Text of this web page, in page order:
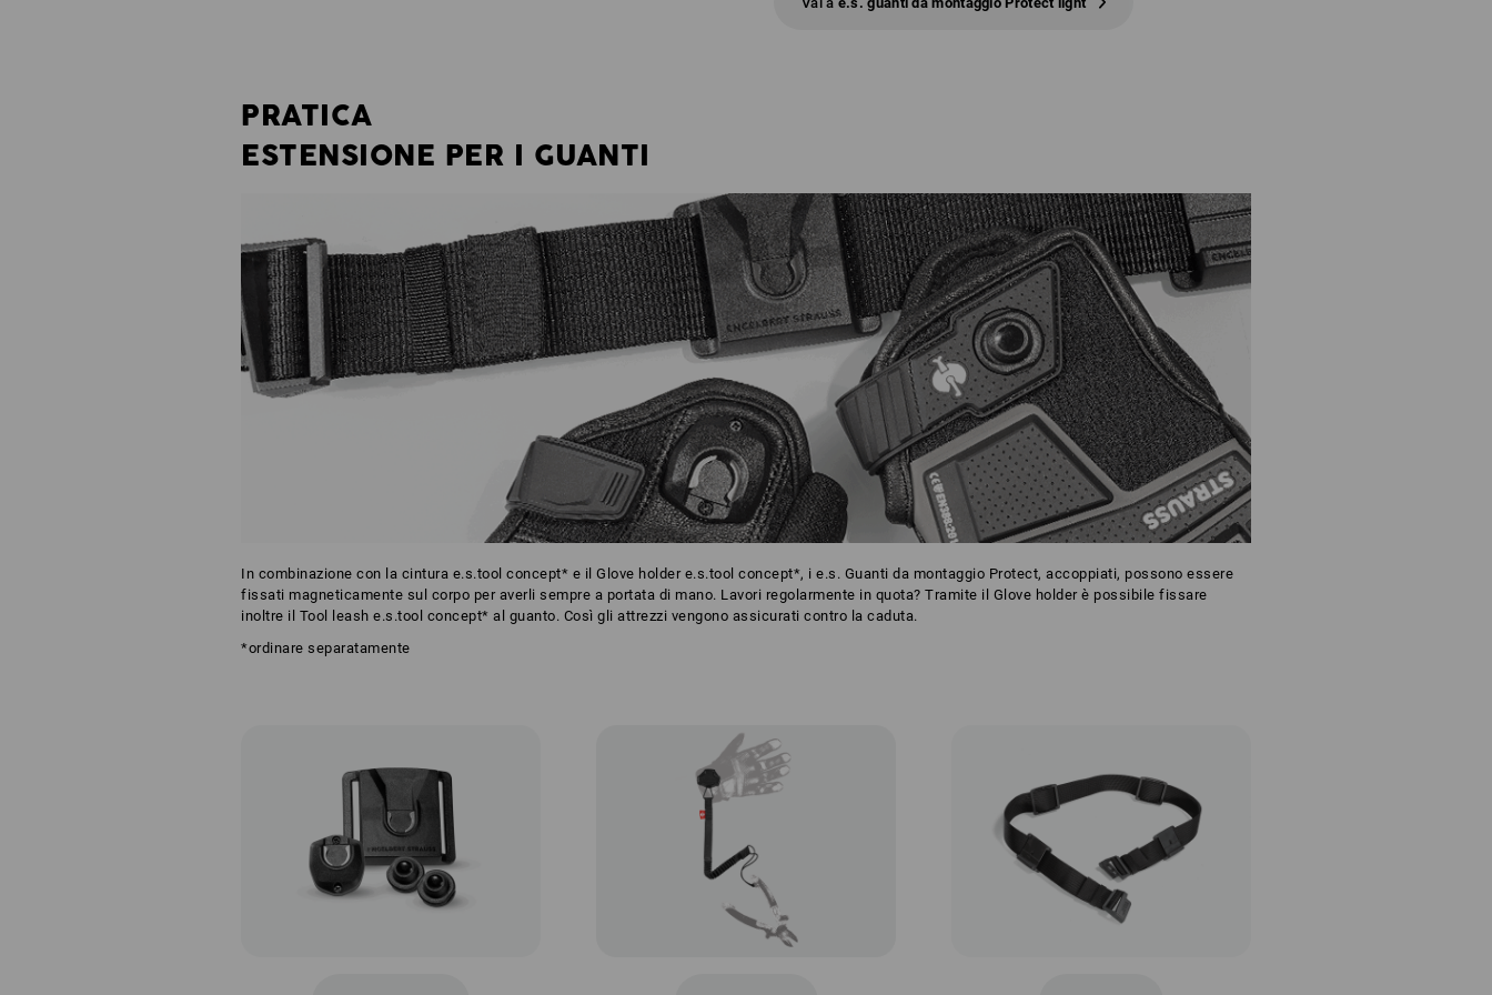
PRATICA
ESTENSIONE PER I GUANTI
In combinazione con la cintura e.s.tool concept* e il Glove holder e.s.tool concept*, i e.s. Guanti da montaggio Protect, accoppiati, possono essere
fissati magneticamente sul corpo per averli sempre a portata di mano. Lavori regolarmente in quota? Tramite il Glove holder è possibile fissare
inoltre il Tool leash e.s.tool concept* al guanto. Così gli attrezzi vengono assicurati contro la caduta.
*ordinare separatamente